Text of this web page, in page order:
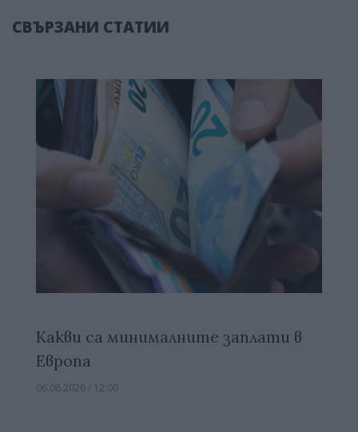
СВЪРЗАНИ СТАТИИ
Какви са минималните заплати в
Европа
06.08.2026 / 12:00